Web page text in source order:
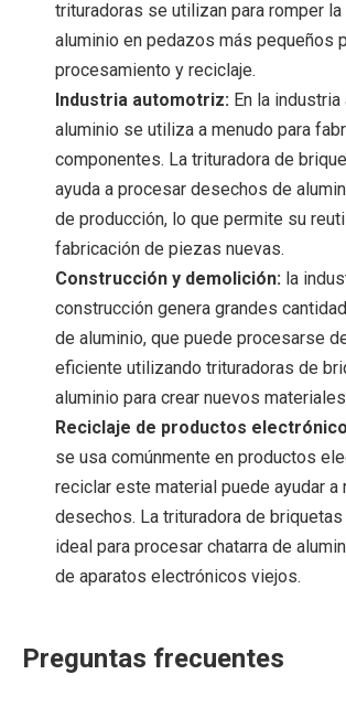
trituradoras se utilizan para romper la
aluminio en pedazos más pequeños
procesamiento y reciclaje.
Industria automotriz: En la
aluminio se utiliza a menudo para
componentes. La trituradora de
ayuda a procesar desechos de
de producción, lo que permite su
fabricación de piezas nuevas.
Construcción y demolición: la
construcción genera grandes
de aluminio, que puede procesarse
eficiente utilizando trituradoras de
aluminio para crear nuevos
Reciclaje de productos
se usa comúnmente en productos
reciclar este material puede ayudar a
desechos. La trituradora de
ideal para procesar chatarra de
de aparatos electrónicos viejos.
Preguntas frecuentes